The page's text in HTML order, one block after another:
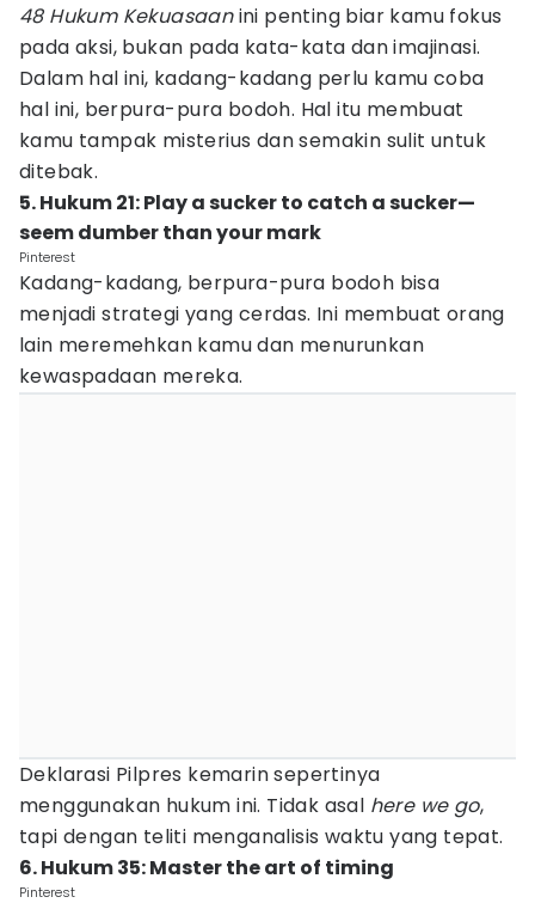
48 Hukum Kekuasaanini penting biar kamu fokus
pada aksi, bukan pada kata-kata dan imajinasi.
Dalam hal ini, kadang-kadang perlu kamu coba
hal ini, berpura-pura bodoh. Hal itu membuat
kamu tampak misterius dan semakin sulit untuk
ditebak.
5. Hukum 21: Play a sucker to catch a sucker—
seem dumber than your mark
Pinterest
Kadang-kadang, berpura-pura bodoh bisa
menjadi strategi yang cerdas. Ini membuat orang
lain meremehkan kamu dan menurunkan
kewaspadaan mereka.
Deklarasi Pilpres kemarin sepertinya
menggunakan hukum ini. Tidak asal here we go,
tapi dengan teliti menganalisis waktu yang tepat.
6. Hukum 35: Master the art of timing
Pinterest